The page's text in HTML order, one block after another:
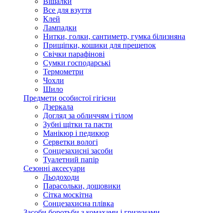
Все для взуття
Клей
Лампадки
Нитки, голки, сантиметр, гумка білизняна
Прищіпки, кошики для прещепок
Свічки парафінові
Сумки господарські
Термометри
Чохли
Шило
Предмети особистої гігієни
Дзеркала
Догляд за обличчям і тілом
Зубні щітки та пасти
Манікюр і педикюр
Серветки вологі
Сонцезахисні засоби
Туалетний папір
Сезонні аксесуари
Льодоходи
Парасольки, дощовики
Сітка москітна
Сонцезахисна плівка